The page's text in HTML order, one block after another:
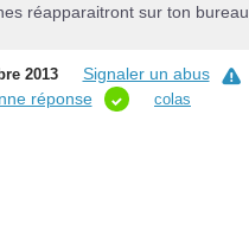
réapparaitront sur ton bureau.
2013
Signaler un abus
réponse
colas